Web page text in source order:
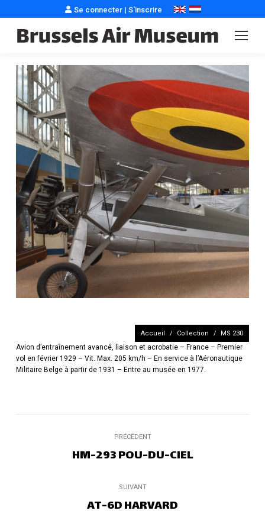
Se connecter| S'inscrire
Vous êtes ici :
Accueil Collection MS 230
Avion d’entraînement avancé, liaison et acrobatie – France – Premier
vol en février 1929 – Vit. Max. 205 km/h – En service à l’Aéronautique
Militaire Belge à partir de 1931 – Entre au musée en 1977.
commentaire
PRÉCÉDENT
Onglet
HM-293 POU-DU-CIEL
SUIVANT
Projets
AT-6D HARVARD